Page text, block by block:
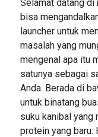
Selamat datang di
bisa
launcher untuk
masalah yang
mengenal apa itu
satunya sebagai
Anda. Berada di
untuk binatang
suku kanibal yang
protein yang baru.